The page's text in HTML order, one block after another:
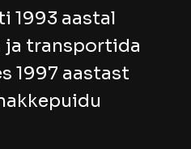
1993 aastal
ja transportida
1997 aastast